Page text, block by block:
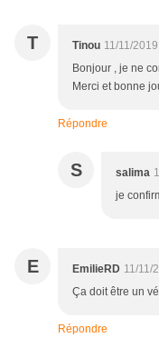
T Tinou 11/11/
Bonjour , je ne
Merci et bonne
Répondre
S salima
je
E EmilieRD 11/11/
Ça doit être un
Répondre